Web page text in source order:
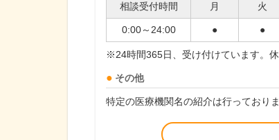
相談受付時間 月 火
0:00～24:00 ● ●
※24時間365日、受け付けています。
その他
特定の医療機関名の紹介は行っておりま